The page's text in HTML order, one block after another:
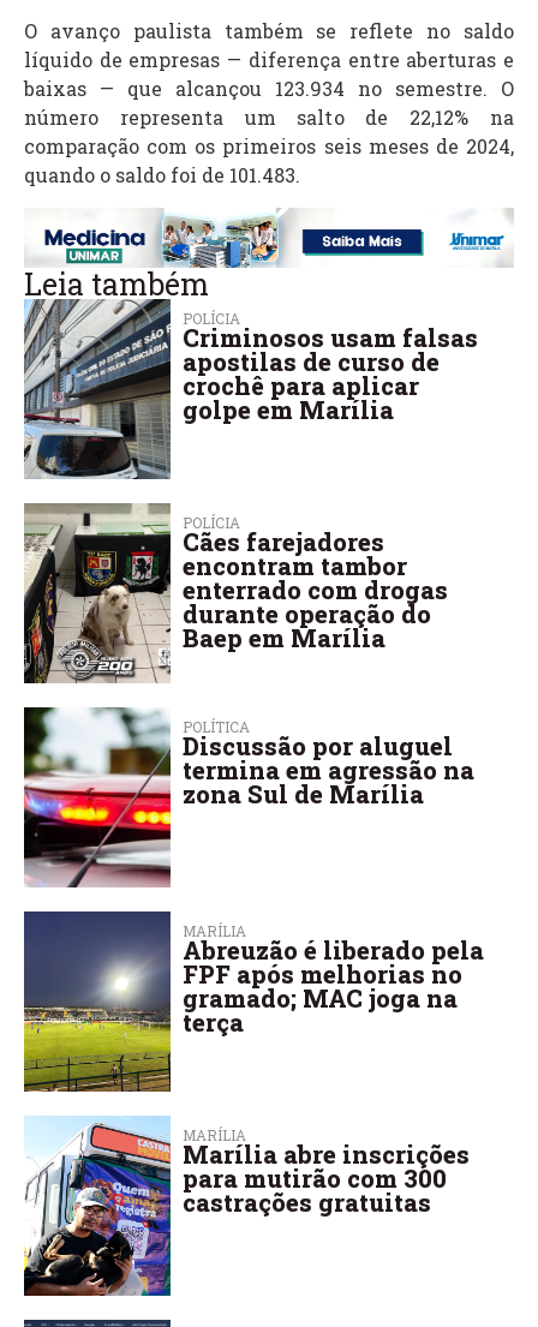
O avanço paulista também se reflete no saldo
líquido de empresas — diferença entre aberturas e
baixas — que alcançou 123.934 no semestre. O
número representa um salto de 22,12% na
comparação com os primeiros seis meses de 2024,
quando o saldo foi de 101.483.
Leia também
POLÍCIA
Criminosos usam falsas
apostilas de curso de
crochê para aplicar
golpe em Marília
POLÍCIA
Cães farejadores
encontram tambor
enterrado com drogas
durante operação do
Baep em Marília
POLÍTICA
Discussão por aluguel
termina em agressão na
zona Sul de Marília
MARÍLIA
Abreuzão é liberado pela
FPF após melhorias no
gramado; MAC joga na
terça
MARÍLIA
Marília abre inscrições
para mutirão com 300
castrações gratuitas